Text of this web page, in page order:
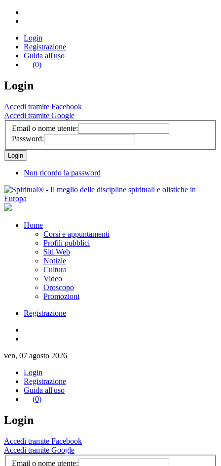
Login
Registrazione
Guida all'uso
(0)
Login
Accedi tramite Facebook
Accedi tramite Google
Email o nome utente:
Password:
Non ricordo la password
Home
Corsi e appuntamenti
Profili pubblici
Siti Web
Notizie
Cultura
Video
Oroscopo
Promozioni
Registrazione
ven, 07 agosto 2026
Login
Registrazione
Guida all'uso
(0)
Login
Accedi tramite Facebook
Accedi tramite Google
Email o nome utente: